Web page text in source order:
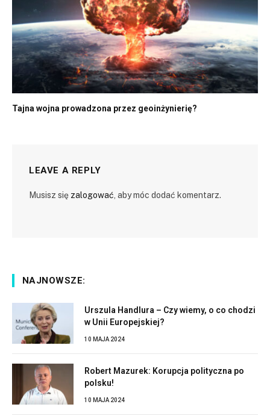
Tajna wojna prowadzona przez geoinżynierię?
LEAVE A REPLY
Musisz się zalogować, aby móc dodać komentarz.
NAJNOWSZE:
Urszula Handlura – Czy wiemy, o co chodzi
w Unii Europejskiej?
10 MAJA 2024
Robert Mazurek: Korupcja polityczna po
polsku!
10 MAJA 2024